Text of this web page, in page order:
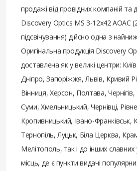
продажі від провідних компаній та
Discovery Optics MS 3-12x42 AOAC
підсвічування) дійсно одна з
Оригінальна продукція Discovery
доставлена ​​як у великі центри:
Дніпро, Запоріжжя, Львів, Кривий
Вінниця, Херсон, Полтава,
Суми, Хмельницький, Чернівці,
Кропивницький, Івано-Франківськ,
Тернопіль, Луцьк, Біла Церква,
Мелітополь, так і до інших славних
місць, де є пункти видачі